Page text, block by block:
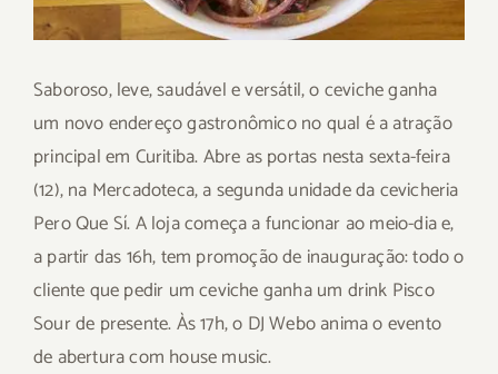
Saboroso, leve, saudável e versátil, o ceviche ganha
um novo endereço gastronômico no qual é a atração
principal em Curitiba. Abre as portas nesta sexta-feira
(12), na Mercadoteca, a segunda unidade da cevicheria
Pero Que Sí. A loja começa a funcionar ao meio-dia e,
a partir das 16h, tem promoção de inauguração: todo o
cliente que pedir um ceviche ganha um drink Pisco
Sour de presente. Às 17h, o DJ Webo anima o evento
de abertura com house music.